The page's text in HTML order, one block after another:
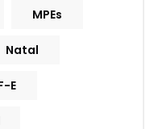
MPEs
Natal
E